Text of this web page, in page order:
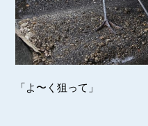
「よ〜く狙って」